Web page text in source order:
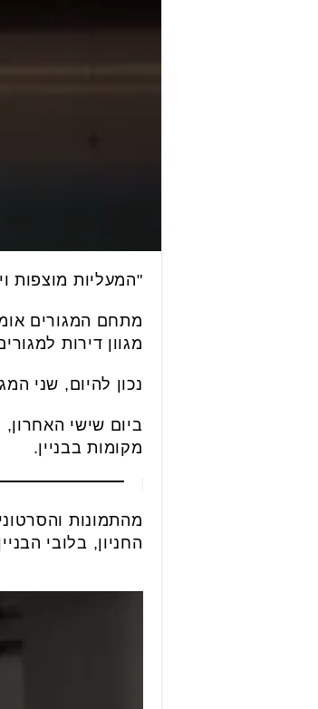
"המעליות מוצפות
מגוון דירות
נכון להיום, שני
ביום שישי
מקומות בבניין.
מהתמונות
החניון, בלובי